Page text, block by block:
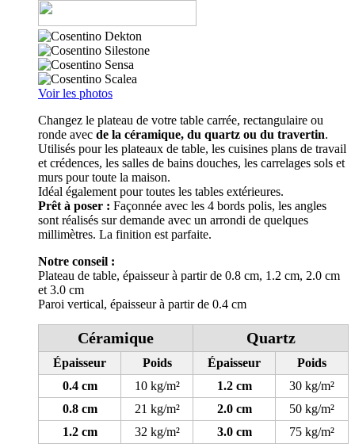
Voir les photos
Changez le plateau de votre table carrée, rectangulaire ou
ronde avec de la céramique, du quartz ou du travertin.
Utilisés pour les plateaux de table, les cuisines plans de travail
et crédences, les salles de bains douches, les carrelages sols et
murs pour toute la maison.
Idéal également pour toutes les tables extérieures.
Prêt à poser : Façonnée avec les 4 bords polis, les angles
sont réalisés sur demande avec un arrondi de quelques
millimètres. La finition est parfaite.
Notre conseil :
Plateau de table, épaisseur à partir de 0.8 cm, 1.2 cm, 2.0 cm
et 3.0 cm
Paroi vertical, épaisseur à partir de 0.4 cm
Céramique Quartz
Épaisseur Poids Épaisseur
Poids
0.4 cm
10 kg/m² 1.2 cm
30 kg/m²
0.8 cm
21 kg/m² 2.0 cm
50 kg/m²
1.2 cm
32 kg/m² 3.0 cm
75 kg/m²